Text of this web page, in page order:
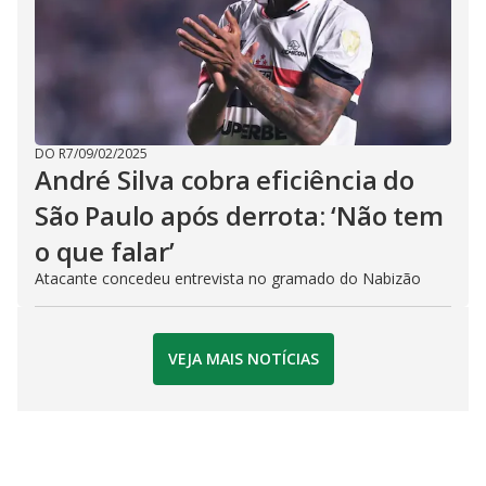
DO R7/09/02/2025
André Silva cobra eficiência do
São Paulo após derrota: ‘Não tem
o que falar’
Atacante concedeu entrevista no gramado do Nabizão
VEJA MAIS NOTÍCIAS